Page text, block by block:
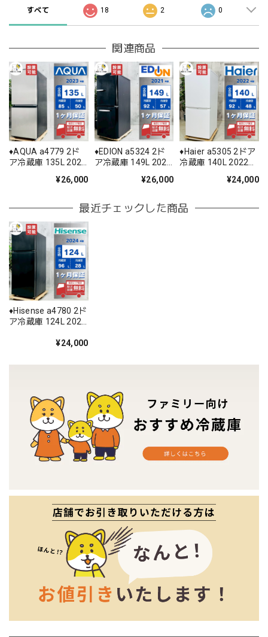
すべて 18 2 0
関連商品
♦️AQUA a4779 2ド
ア冷蔵庫 135L 2023
¥26,000
♦️EDION a5324 2ド
ア冷蔵庫 149L 2021
¥26,000
♦️Haier a5305 2ドア
冷蔵庫 140L 2022年
¥24,000
最近チェックした商品
♦️Hisense a4780 2ド
ア冷蔵庫 124L 2024
¥24,000